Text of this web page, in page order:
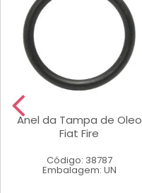
Anel da Tampa de Oleo
Fiat Fire
Código: 38787
Embalagem: UN